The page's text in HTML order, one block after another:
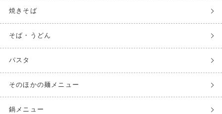
焼きそば
そば・うどん
パスタ
そのほかの麺メニュー
鍋メニュー